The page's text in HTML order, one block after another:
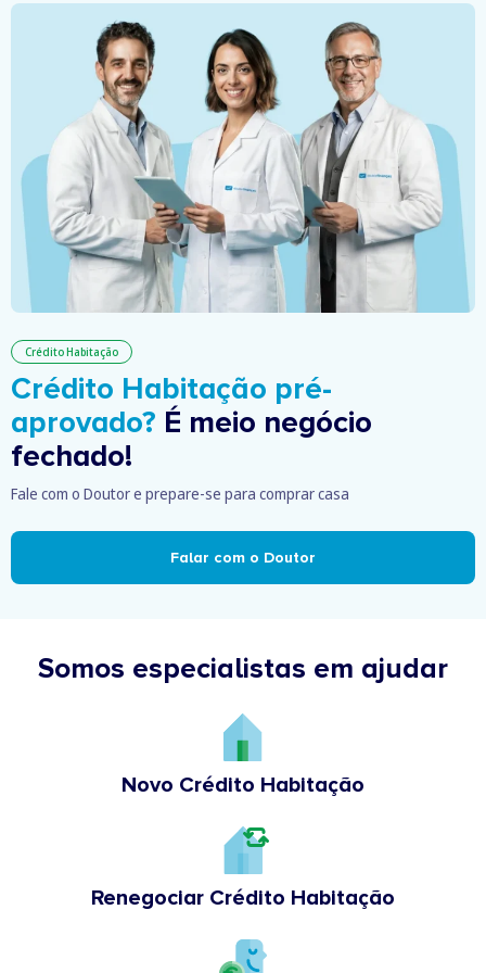
Crédito Habitação
Crédito Habitação pré-
aprovado? É meio negócio
fechado!
Fale com o Doutor e prepare-se para comprar casa
Falar com o Doutor
Somos especialistas em ajudar
Novo Crédito Habitação
Renegociar Crédito Habitação